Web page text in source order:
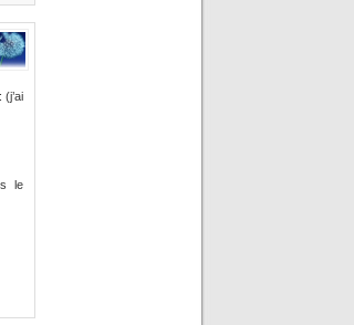
le